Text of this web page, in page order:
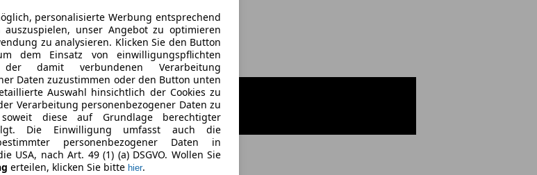
personalisierte Werbung entsprechend
unser Angebot zu optimieren
zu analysieren. Klicken Sie den Button
dem Einsatz von einwilligungspflichten
damit verbundenen Verarbeitung
Daten zuzustimmen oder den Button unten
Auswahl hinsichtlich der Cookies zu
Verarbeitung personenbezogener Daten zu
soweit diese auf Grundlage berechtigter
Die Einwilligung umfasst auch die
personenbezogener Daten in
USA, nach Art. 49 (1) (a) DSGVO. Wollen Sie
erteilen, klicken Sie bitte hier.